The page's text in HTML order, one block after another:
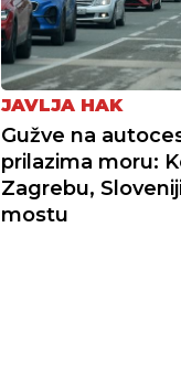
JAVLJA HAK
Gužve na
prilazima moru:
Zagrebu,
mostu